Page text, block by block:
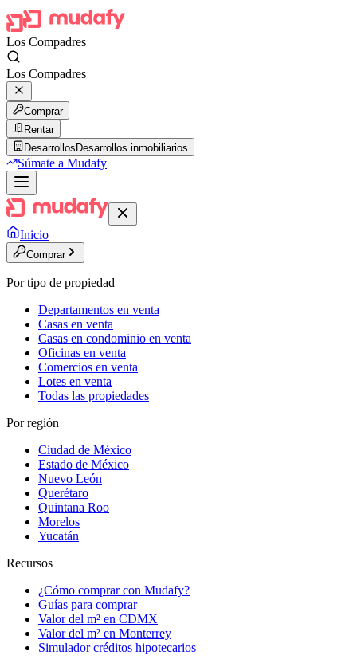
Los Compadres
Los Compadres
Comprar
Rentar
Desarrollos Desarrollos inmobiliarios
Súmate a Mudafy
Inicio
Comprar
Por tipo de propiedad
Departamentos en venta
Casas en venta
Casas en condominio en venta
Oficinas en venta
Comercios en venta
Lotes en venta
Todas las propiedades
Por región
Ciudad de México
Estado de México
Nuevo León
Querétaro
Quintana Roo
Morelos
Yucatán
Recursos
¿Cómo comprar con Mudafy?
Guías para comprar
Valor del m² en CDMX
Valor del m² en Monterrey
Simulador créditos hipotecarios